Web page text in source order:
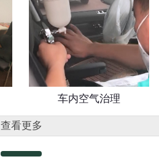
车内空气治理
查看更多